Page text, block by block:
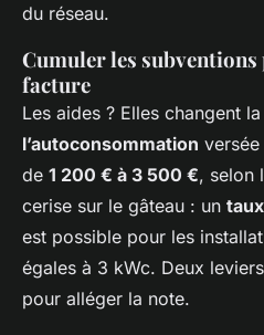
du réseau.
Cumuler les
facture
Les aides ? Elles changent
l’autoconsommation
de 1 200 € à 3 500 €, selon
cerise sur le gâteau : un
est possible pour les
égales à 3 kWc. Deux
pour alléger la note.